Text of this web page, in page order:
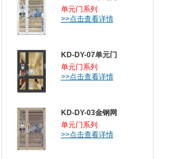
单元门系列
>>点击查看详情
KD-DY-07单元门
单元门系列
>>点击查看详情
KD-DY-03金钢网
单元门系列
>>点击查看详情